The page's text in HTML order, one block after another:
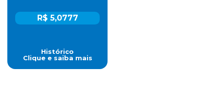
R$ 5,0777
Histórico
Clique e saiba mais